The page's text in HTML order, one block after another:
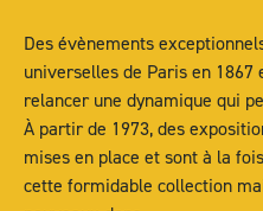
Des évènements
universelles de Paris en 1867
relancer une dynamique qui
À partir de 1973, des
mises en place et sont à la
cette formidable collection